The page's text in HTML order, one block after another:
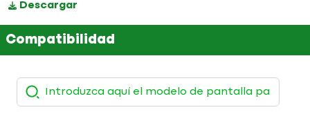
Descargar
Compatibilidad